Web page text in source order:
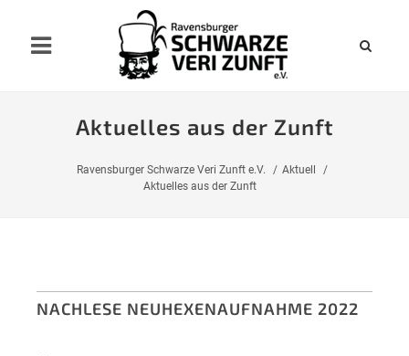
Aktuelles aus der Zunft
Ravensburger Schwarze Veri Zunft e.V.
Aktuell
Aktuelles aus der Zunft
NACHLESE NEUHEXENAUFNAHME 2022